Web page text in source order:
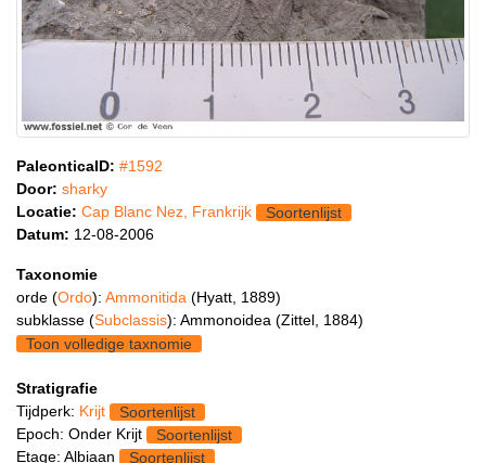
PaleonticaID: #1592
Door: sharky
Locatie: Cap Blanc Nez, Frankrijk
Soortenlijst
Datum: 12-08-2006
Taxonomie
orde (Ordo): Ammonitida (Hyatt, 1889)
subklasse (Subclassis): Ammonoidea (Zittel, 1884)
Toon volledige taxnomie
Stratigrafie
Tijdperk: Krijt
Soortenlijst
Epoch: Onder Krijt
Soortenlijst
Etage: Albiaan
Soortenlijst